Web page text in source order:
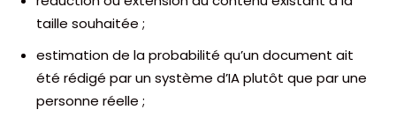
taille souhaitée ;
estimation de la probabilité qu’un document ait
été rédigé par un système d’IA plutôt que par une
personne réelle ;